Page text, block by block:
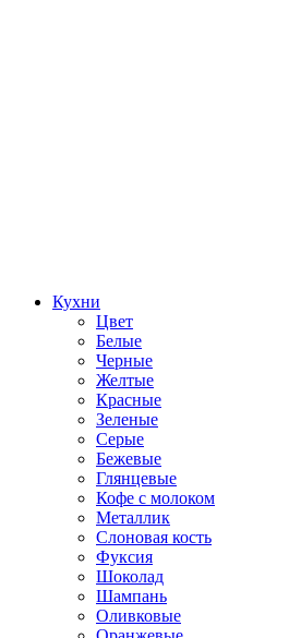
Кухни
Цвет
Белые
Черные
Желтые
Красные
Зеленые
Серые
Бежевые
Глянцевые
Кофе с молоком
Металлик
Слоновая кость
Фуксия
Шоколад
Шампань
Оливковые